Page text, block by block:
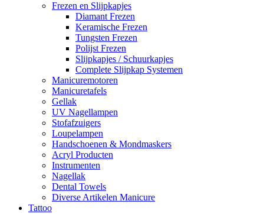
Frezen en Slijpkapjes
Diamant Frezen
Keramische Frezen
Tungsten Frezen
Polijst Frezen
Slijpkapjes / Schuurkapjes
Complete Slijpkap Systemen
Manicuremotoren
Manicuretafels
Gellak
UV Nagellampen
Stofafzuigers
Loupelampen
Handschoenen & Mondmaskers
Acryl Producten
Instrumenten
Nagellak
Dental Towels
Diverse Artikelen Manicure
Tattoo